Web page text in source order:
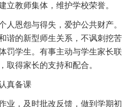
立教师集体，维护学校荣誉。
人恩怨与得失，爱护公共财产。
谐的新型师生关系，不讽刺挖苦
罚学生。有事主动与学生家长联
取得家长的支持和配合。
真备课
业，及时批改反馈，做到学期初